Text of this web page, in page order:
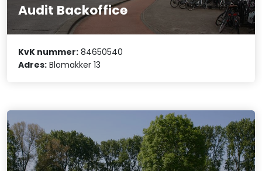
Audit Backoffice
KvK nummer: 84650540
Adres: Blomakker 13